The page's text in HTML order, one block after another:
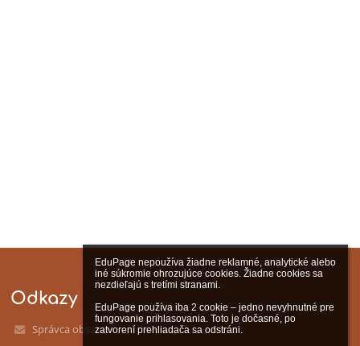
EduPage nepoužíva žiadne reklamné, analytické alebo
iné súkromie ohrozujúce cookies. Žiadne cookies sa
nezdieľajú s tretími stranami.
EduPage používa iba 2 cookie – jedno nevyhnutné pre
fungovanie prihlasovania. Toto je dočasné, po
zatvorení prehliadača sa odstráni.
Odkazy
Správca obsahu